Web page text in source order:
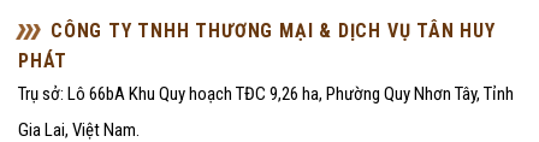
CÔNG TY TNHH THƯƠNG MẠI & DỊCH VỤ TÂN HUY
PHÁT
Trụ sở: Lô 66bA Khu Quy hoạch TĐC 9,26 ha, Phường Quy Nhơn Tây, Tỉnh
Gia Lai, Việt Nam.